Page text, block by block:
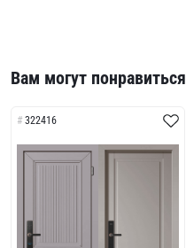
Вам могут понравиться
322416